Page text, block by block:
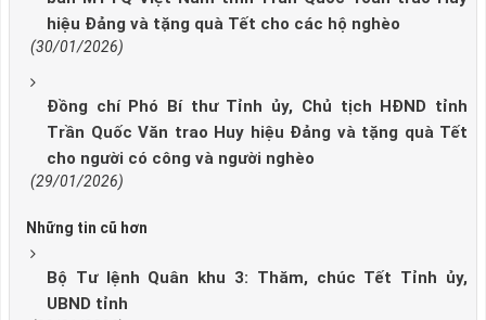
hiệu Đảng và tặng quà Tết cho các hộ nghèo
(30/01/2026)
Đồng chí Phó Bí thư Tỉnh ủy, Chủ tịch HĐND tỉnh
Trần Quốc Văn trao Huy hiệu Đảng và tặng quà Tết
cho người có công và người nghèo
(29/01/2026)
Những tin cũ hơn
Bộ Tư lệnh Quân khu 3: Thăm, chúc Tết Tỉnh ủy,
UBND tỉnh